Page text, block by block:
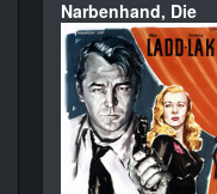
Narbenhand, Die